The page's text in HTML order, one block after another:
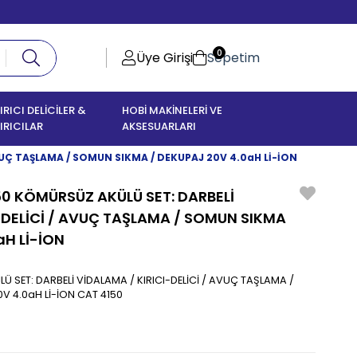
Üye Girişi Sepetim
0
DELİCİLER &
HOBİ MAKİNELERİ VE
AKSESUARLARI
TAŞLAMA / SOMUN SIKMA / DEKUPAJ 20V 4.0aH Lİ-İON
KÖMÜRSÜZ AKÜLÜ SET: DARBELİ
/ AVUÇ TAŞLAMA / SOMUN SIKMA
Lİ-İON
SET: DARBELİ VİDALAMA / KIRICI-DELİCİ / AVUÇ TAŞLAMA /
4.0aH Lİ-İON CAT 4150